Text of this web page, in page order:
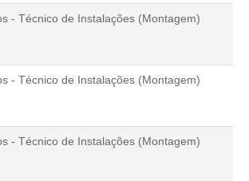
- Técnico de Instalações (Montagem)
- Técnico de Instalações (Montagem)
- Técnico de Instalações (Montagem)